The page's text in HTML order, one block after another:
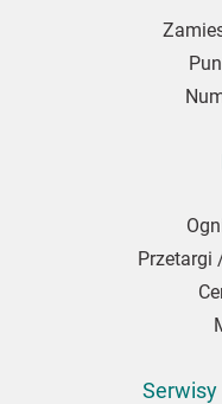
Przetargi
Serwisy